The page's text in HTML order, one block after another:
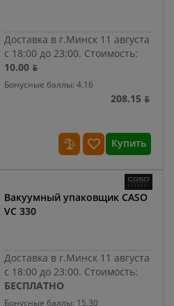
Доставка в г.Минск 11 августа
с 18:00 до 23:00. Стоимость:
10.00 ƃ
Бонусные баллы: 4.16
208.15 ƃ
Купить
Вакуумный упаковщик CASO
VC 330
Доставка в г.Минск 11 августа
с 18:00 до 23:00. Стоимость:
БЕСПЛАТНО
Бонусные баллы: 15.30